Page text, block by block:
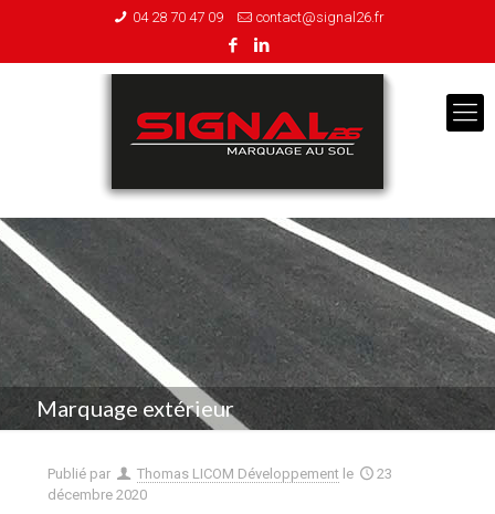
04 28 70 47 09 contact@signal26.fr
Marquage extérieur
Publié par Thomas LICOM Développement le
23
décembre 2020